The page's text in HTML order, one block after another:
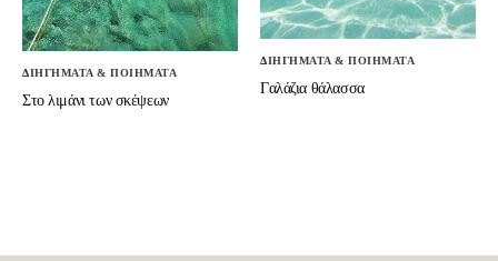
ΔΙΗΓΗΜΑΤΑ & ΠΟΙΗΜΑΤΑ
Στο λιμάνι των σκέψεων
ΔΙΗΓΗΜΑΤΑ & ΠΟΙΗΜΑΤΑ
Γαλάζια θάλασσα